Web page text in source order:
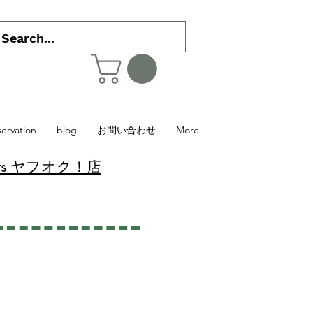
blog お問い合わせ More
ヤフオク！店